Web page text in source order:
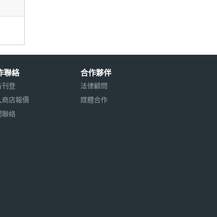
聯絡
刊登
商店報價
聯絡
合作夥伴
法律顧問
媒體合作